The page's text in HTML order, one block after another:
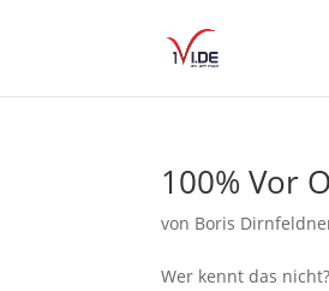
100% Vor
von Boris
Wer kennt das